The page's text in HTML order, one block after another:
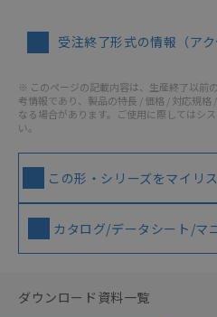
受注終了形式の情報（ア
※ このページの記載内容は、生産終了以前
考情報であり、製品の特長 / 価格 / 対応規
なる場合があります。ご使用に際してはシ
い。
この形・シリーズをマイリ
カタログ/データシート/マ
ダウンロード資料一覧